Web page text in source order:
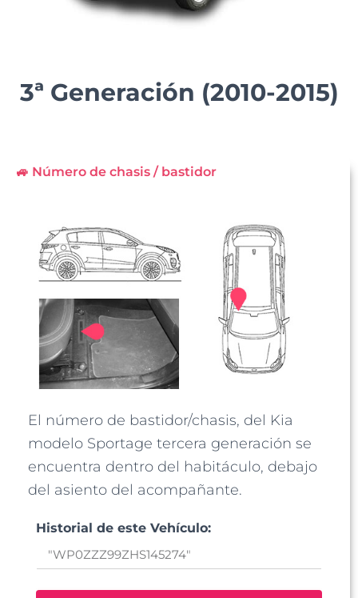
3ª Generación (2010-2015)
🚙 Número de chasis / bastidor
El número de bastidor/chasis, del Kia
modelo Sportage tercera generación se
encuentra dentro del habitáculo, debajo
del asiento del acompañante.
Historial de este Vehículo: